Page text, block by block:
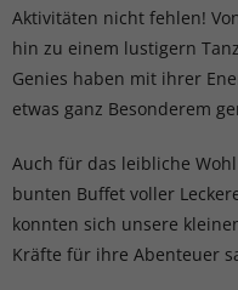
Aktivitäten nicht fehlen!
hin zu einem lustigern
Genies haben mit ihrer
etwas ganz Besonderem
Auch für das leibliche
bunten Buffet voller
konnten sich unsere
Kräfte für ihre Abenteuer